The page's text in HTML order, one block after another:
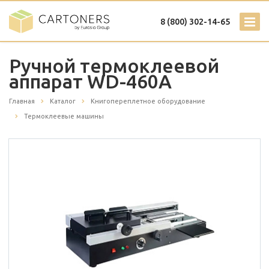
8 (800) 302-14-65
Ручной термоклеевой
аппарат WD-460A
Главная Каталог Книгопереплетное оборудование
Термоклеевые машины